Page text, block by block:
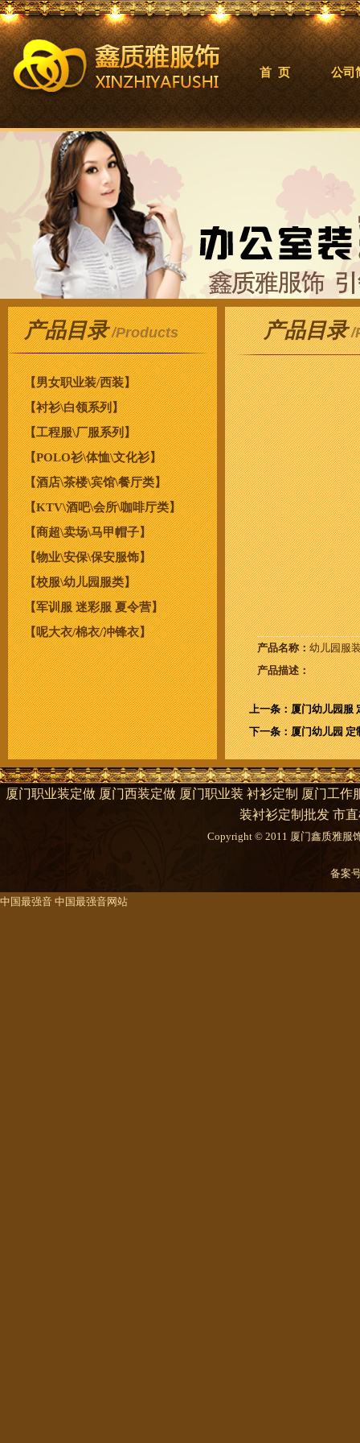
首 页 公司
产品目录 /Products
【男女职业装/西装】
【衬衫\白领系列】
【工程服\厂服系列】
【POLO衫\体恤\文化衫】
【酒店\茶楼\宾馆\餐厅类】
【KTV\酒吧\会所\咖啡厅类】
【商超\卖场\马甲帽子】
【物业\安保\保安服饰】
【校服\幼儿园服类】
【军训服 迷彩服 夏令营】
【呢大衣/棉衣/冲锋衣】
产品目录 /
产品名称：幼儿园服
产品描述：
上一条：厦门幼儿园服
下一条：厦门幼儿园 定
厦门职业装定做 厦门西装定做 厦门职业装 衬衫定制 厦门工
装衬衫定制批发 市
Copyright © 2011 厦门鑫质雅服
备案
中国最强音 中国最强音网站